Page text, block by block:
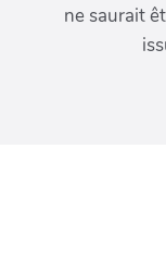
ne saurait